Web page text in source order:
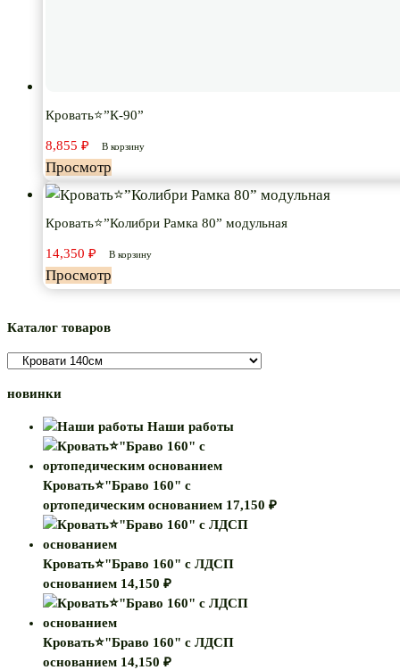
Кровать⭐”К-90”
8,855 ₽ В корзину
Просмотр
Кровать⭐”Колибри Рамка 80” модульная
14,350 ₽ В корзину
Просмотр
Каталог товаров
новинки
Наши работы
Кровать⭐"Браво 160" с
ортопедическим основанием 17,150 ₽
Кровать⭐"Браво 160" с ЛДСП
основанием 14,150 ₽
Кровать⭐"Браво 160" с ЛДСП
основанием 14,150 ₽